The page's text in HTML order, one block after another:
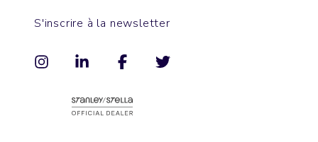
S'inscrire à la newsletter